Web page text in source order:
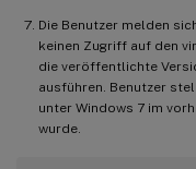
Die Benutzer melden
keinen Zugriff auf den
die veröffentlichte
ausführen. Benutzer
unter Windows 7 im
wurde.